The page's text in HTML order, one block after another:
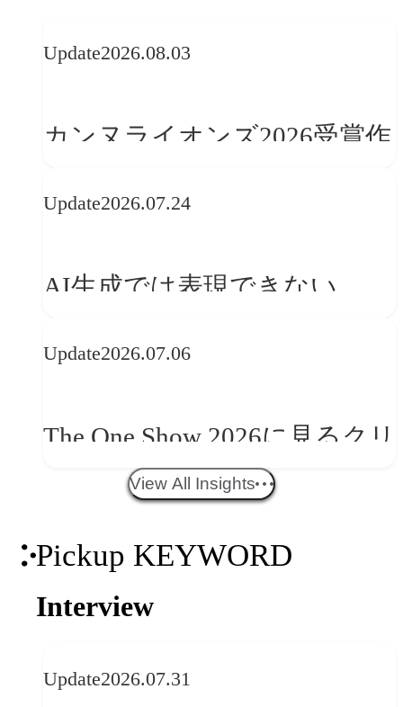
Update2026.08.03
カンヌライオンズ2026受賞作
──「優れたブランド体験」
か
Update2026.07.24
AI生成では表現できない
望
Update2026.07.06
The One Show 2026に見るクリ
エイティブトレンド──社会
「体験」へ変える
View All Insights
Pickup KEYWORD
Interview
Update2026.07.31